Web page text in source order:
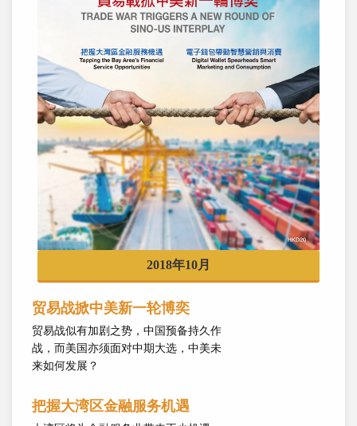
2018年10月
贸易战掀中美新一轮博奕
贸易战似有加剧之势，中国预备持久作
战，而美国亦须面对中期大选，中美未
来如何发展？
把握大湾区金融服务机遇